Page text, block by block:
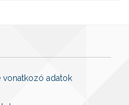
vonatkozó adatok